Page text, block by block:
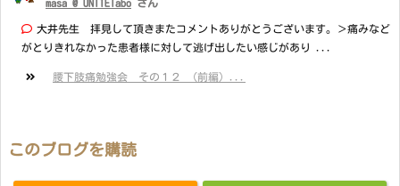
masa @ UNITElabo さん
大井先生 拝見して頂きまたコメントありがとうございます。＞痛みなど
がとりきれなかった患者様に対して逃げ出したい感じがあり ...
腰下肢痛勉強会 その１２ （前編）...
このブログを購読